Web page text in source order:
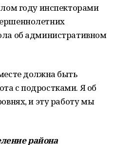
году инспекторами
об административном
должна быть
с подрост­ками. Я об
и эту работу мы
района